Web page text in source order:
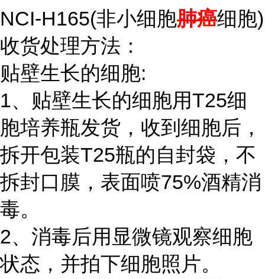
NCI-H165(非小细胞肺癌细胞)
收货处理方法：
贴壁生长的细胞:
1、贴壁生长的细胞用T25细
胞培养瓶发货，收到细胞后，
拆开包装T25瓶的自封袋，不
拆封口膜，表面喷75%酒精消
毒。
2、消毒后用显微镜观察细胞
状态，并拍下细胞照片。